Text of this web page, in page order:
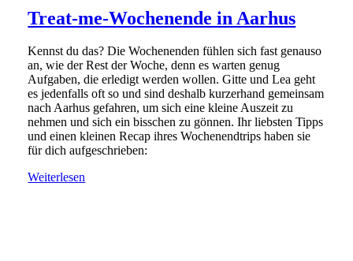
Treat-me-Wochenende in Aarhus
Kennst du das? Die Wochenenden fühlen sich fast genauso
an, wie der Rest der Woche, denn es warten genug
Aufgaben, die erledigt werden wollen. Gitte und Lea geht
es jedenfalls oft so und sind deshalb kurzerhand gemeinsam
nach Aarhus gefahren, um sich eine kleine Auszeit zu
nehmen und sich ein bisschen zu gönnen. Ihr liebsten Tipps
und einen kleinen Recap ihres Wochenendtrips haben sie
für dich aufgeschrieben:
Weiterlesen